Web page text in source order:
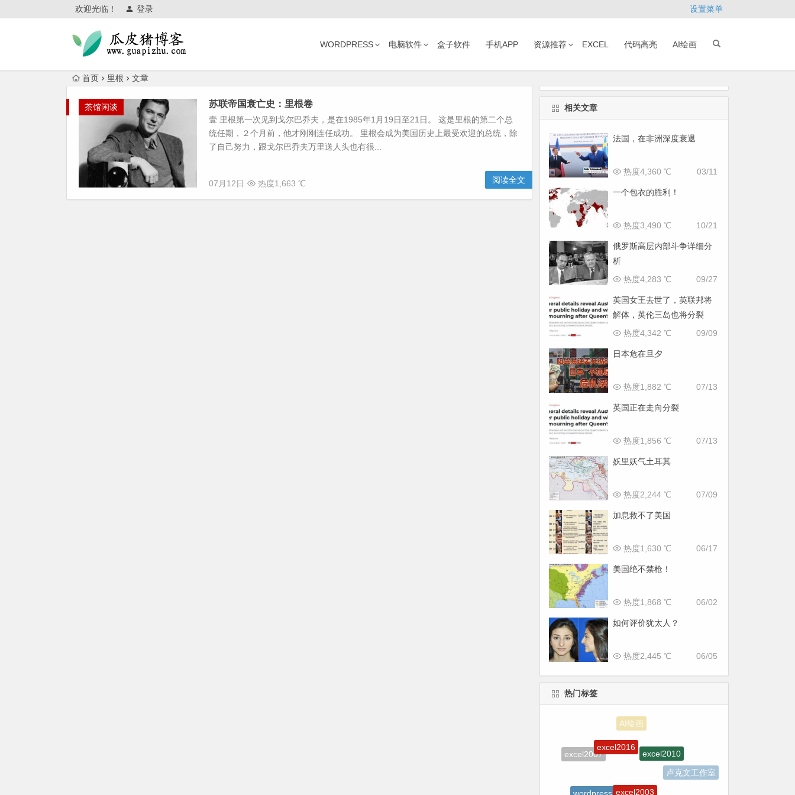
欢迎光临！ 登录 设置菜单
WORDPRESS 电脑软件 盒子软件 手机APP 资源推荐 EXCEL 代码高亮 AI绘画
首页 里根 文章
茶馆闲谈 苏联帝国衰亡史：里根卷
壹 里根第一次见到戈尔巴乔夫，是在1985年1月19日至21日。 这是里根的第二个总
统任期，２个月前，他才刚刚连任成功。 里根会成为美国历史上最受欢迎的总统，除
了自己努力，跟戈尔巴乔夫万里送人头也有很...
07月12日 热度1,663 ℃ 阅读全文
相关文章
法国，在非洲深度衰退
03/11
热度4,360 ℃
一个包衣的胜利！
10/21
热度3,490 ℃
俄罗斯高层内部斗争详细分
析
09/27
热度4,283 ℃
英国女王去世了，英联邦将
解体，英伦三岛也将分裂
09/09
热度4,342 ℃
日本危在旦夕
07/13
热度1,882 ℃
英国正在走向分裂
07/13
热度1,856 ℃
妖里妖气土耳其
07/09
热度2,244 ℃
加息救不了美国
06/17
热度1,630 ℃
美国绝不禁枪！
06/02
热度1,868 ℃
如何评价犹太人？
06/05
热度2,445 ℃
热门标签
excel2007
excel2016
excel2010
卢克文工作室
wordpress excel2003